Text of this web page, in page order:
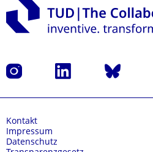
Instagram LinkedIn Bluesky
Kontakt
Impressum
Datenschutz